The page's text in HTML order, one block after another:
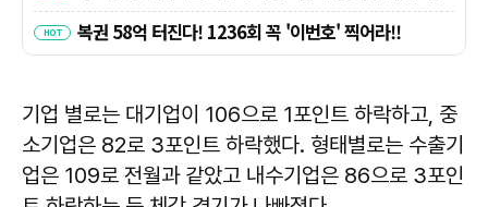
기업 별로는 대기업이 106으로 1포인트 하락하고, 중
소기업은 82로 3포인트 하락했다. 형태별로는 수출기
업은 109로 전월과 같았고 내수기업은 86으로 3포인